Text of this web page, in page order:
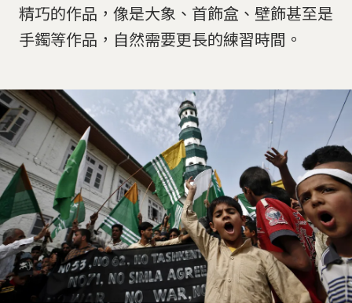
精巧的作品，像是大象、首飾盒、壁飾甚至是
手鐲等作品，自然需要更長的練習時間。